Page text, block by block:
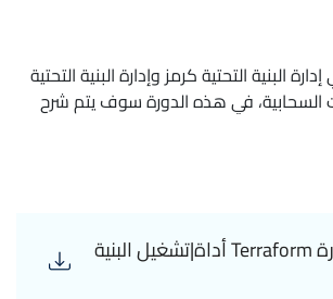
البنية التحتية كرمز وإدارة البنية التحتية
السحابية، في هذه الدورة سوف يتم شرح
محتوى دورة Terraform أداة|تشغيل البنية